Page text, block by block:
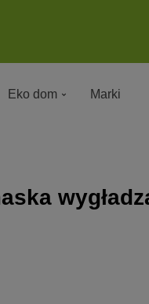
Eko dom Marki